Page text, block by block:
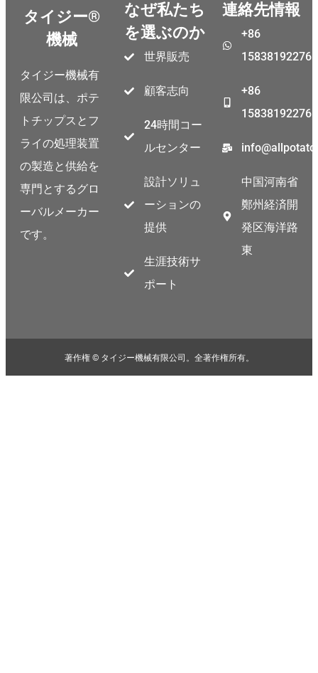
タイジー®
機械
タイジー機械有
限公司は、ポテ
トチップスとフ
ライの処理装置
の製造と供給を
専門とするグロ
ーバルメーカー
です。
なぜ私たち
を選ぶのか
世界販売
顧客志向
24時間コー
ルセンター
設計ソリュ
ーションの
提供
生涯技術サ
ポート
連絡先情報
+86
15838192276
+86
15838192276
中国河南省
鄭州経済開
発区海洋路
東
著作権 © タイジー機械有限公司。全著作権所有。